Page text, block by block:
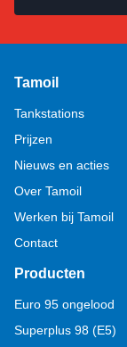
Tamoil
Tankstations
Prijzen
Nieuws en acties
Over Tamoil
Werken bij Tamoil
Contact
Producten
Euro 95 ongelood
Superplus 98 (E5)